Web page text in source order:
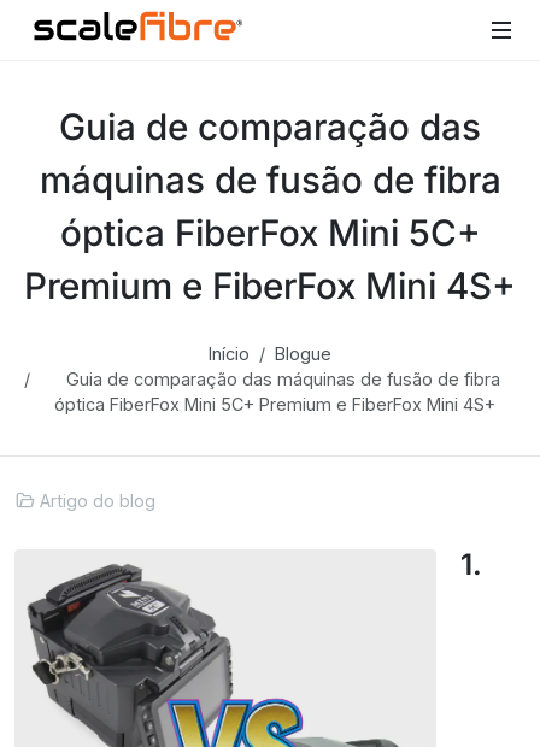
Guia de comparação das
máquinas de fusão de fibra
óptica FiberFox Mini 5C+
Premium e FiberFox Mini 4S+
Início
Blogue
Guia de comparação das máquinas de fusão de fibra
óptica FiberFox Mini 5C+ Premium e FiberFox Mini 4S+
Artigo do blog
1.